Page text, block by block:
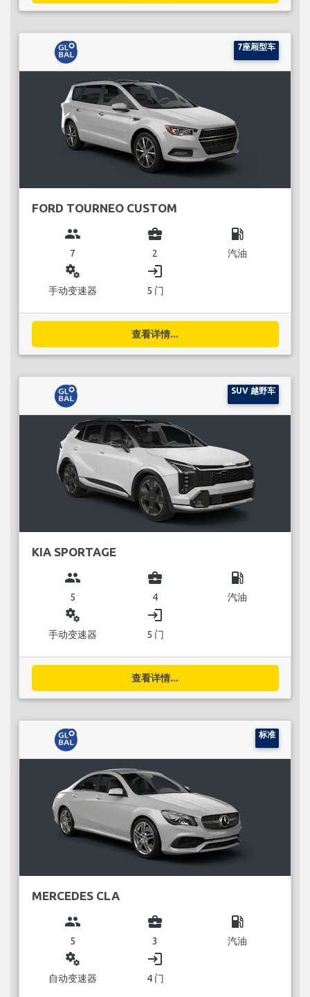
7座厢型车
FORD TOURNEO CUSTOM
group
7
business_center
2
local_gas_station
汽油
miscellaneous_services
手动变速器
login
5 门
查看详情...
SUV 越野车
KIA SPORTAGE
group
5
business_center
4
local_gas_station
汽油
miscellaneous_services
手动变速器
login
5 门
查看详情...
标准
MERCEDES CLA
group
5
business_center
3
local_gas_station
汽油
miscellaneous_services
自动变速器
login
4 门